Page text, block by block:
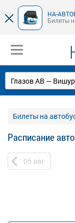
НА-
Билеты
Билеты на
Расписание
05 авг